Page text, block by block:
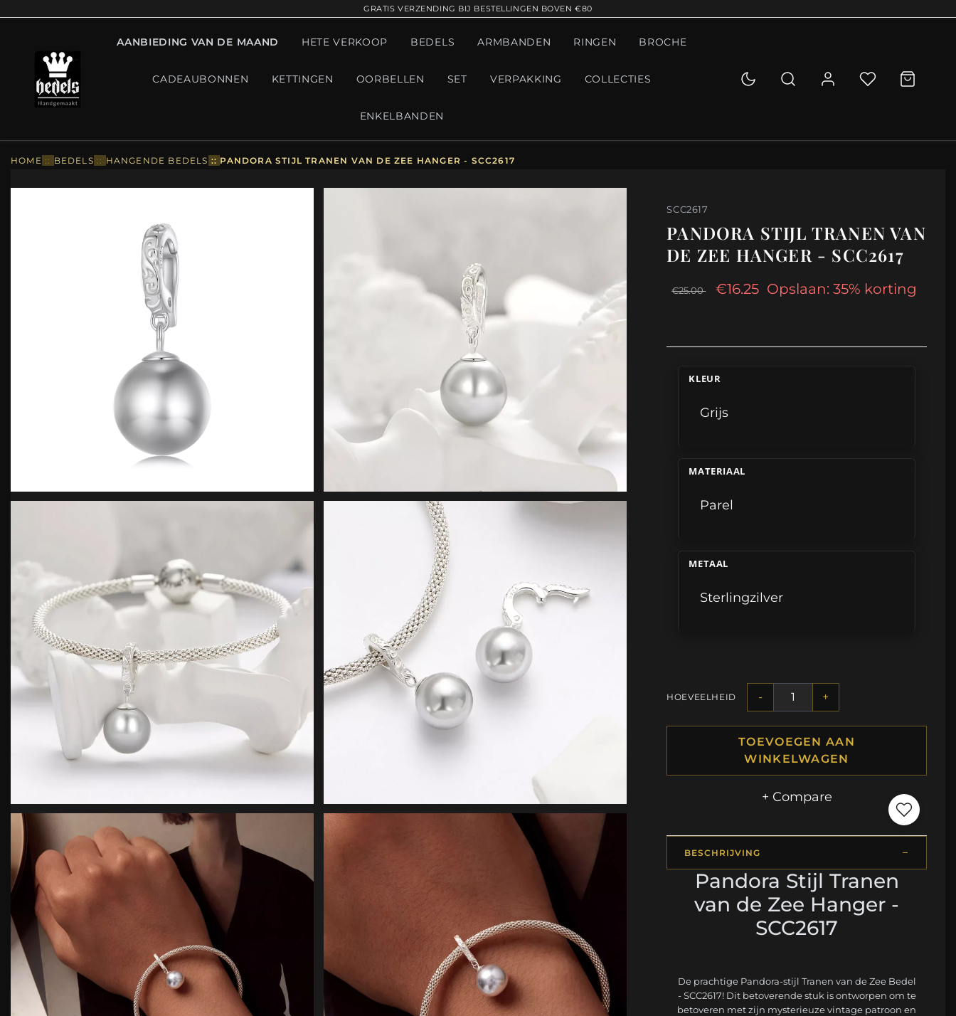
GRATIS VERZENDING BIJ BESTELLINGEN BOVEN €80
AANBIEDING VAN DE MAAND HETE VERKOOP BEDELS ARMBANDEN RINGEN BROCHE
CADEAUBONNEN KETTINGEN OORBELLEN SET VERPAKKING COLLECTIES
ENKELBANDEN
HOME :: BEDELS :: HANGENDE BEDELS :: PANDORA STIJL TRANEN VAN DE ZEE HANGER - SCC2617
SCC2617
PANDORA STIJL TRANEN VAN
DE ZEE HANGER - SCC2617
€25.00 €16.25 Opslaan: 35% korting
KLEUR
Grijs
MATERIAAL
Parel
METAAL
Sterlingzilver
HOEVEELHEID - +
TOEVOEGEN AAN
WINKELWAGEN
+ Compare
BESCHRIJVING
Pandora Stijl Tranen
van de Zee Hanger -
SCC2617
De prachtige Pandora-stijl Tranen van de Zee Bedel
- SCC2617! Dit betoverende stuk is ontworpen om te
betoveren met zijn mysterieuze vintage patroon en